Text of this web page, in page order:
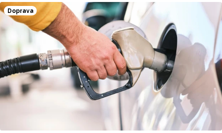
Na konci června vznikla na Facebooku stránka s názvem
Poděbrady bez závor a nelegálního parkovného, která
upozorňuje na nevyhovujcí situaci s parkováním
u oblíbeného olomouckého letoviska. Za iniciativou stojí
zastupitel města Olomouce, na jeho přání nebudeme
uvádět jeho identitu.
Doprava